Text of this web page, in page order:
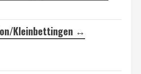
Kleinbettingen ↔